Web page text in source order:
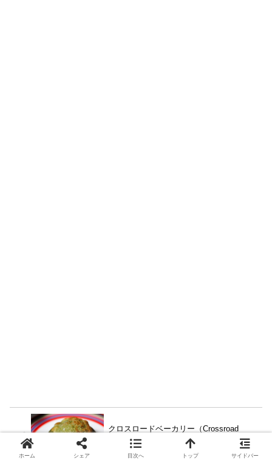
クロスロードベーカリー（Crossroad
Bakery） ― 開放的な店内が気持ちいい恵
比寿のベーカリー。次はカフェ利用して
みたい！
ホーム シェア 目次へ トップ サイドバー